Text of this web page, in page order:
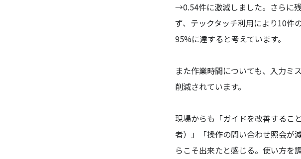
→0.54件に激減しました。さらに
ず、テックタッチ利用により10件
95%に達すると考えています。
また作業時間についても、入力ミ
削減されています。
現場からも「ガイドを改善するこ
者）」「操作の問い合わせ照会が
らこそ出来たと感じる。使い方を